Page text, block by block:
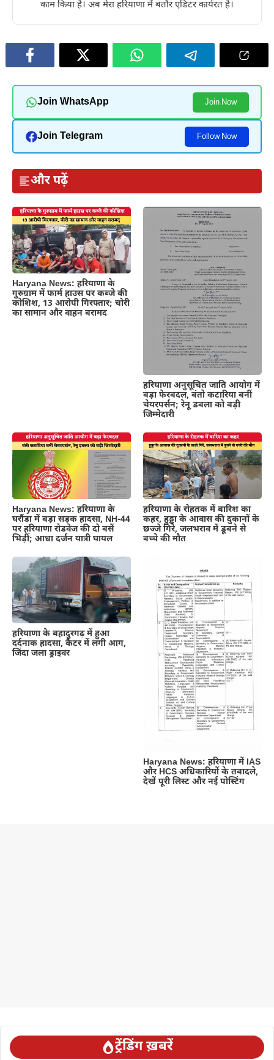
काम किया है। अब मेरा हरियाणा में बतौर एडिटर कार्यरत है।
Join WhatsApp Join Now
Join Telegram Follow Now
और पढ़ें
Haryana News: हरियाणा के
गुरुग्राम में फार्म हाउस पर कब्जे की
कोशिश, 13 आरोपी गिरफ्तार; चोरी
का सामान और वाहन बरामद
हरियाणा अनुसूचित जाति आयोग में
बड़ा फेरबदल, बंतो कटारिया बनीं
चेयरपर्सन; रेनू डबला को बड़ी
जिम्मेदारी
Haryana News: हरियाणा के
घरौंडा में बड़ा सड़क हादसा, NH-44
पर हरियाणा रोडवेज की दो बसें
भिड़ीं; आधा दर्जन यात्री घायल
हरियाणा के रोहतक में बारिश का
कहर, हुड्डा के आवास की दुकानों के
छज्जे गिरे, जलभराव में डूबने से
बच्चे की मौत
हरियाणा के बहादुरगढ़ में हुआ
दर्दनाक हादसा, कैंटर में लगी आग,
जिंदा जला ड्राइवर
Haryana News: हरियाणा में IAS
और HCS अधिकारियों के तबादले,
देखें पूरी लिस्ट और नई पोस्टिंग
ट्रेंडिंग ख़बरें